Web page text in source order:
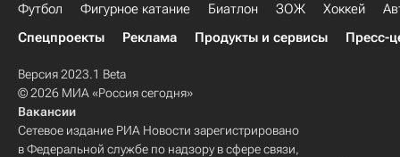
Футбол Фигурное катание Биатлон ЗОЖ Хоккей
Спецпроекты
Реклама Продукты и сервисы Пресс-
Версия 2023.1 Beta
© 2026 МИА «Россия сегодня»
Вакансии
Сетевое издание РИА Новости зарегистрировано
в Федеральной службе по надзору в сфере связи,